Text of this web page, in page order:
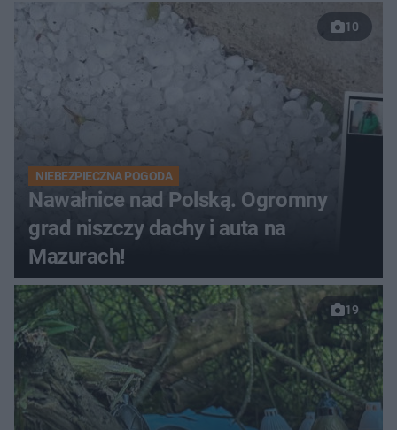
10
NIEBEZPIECZNA POGODA
Nawałnice nad Polską. Ogromny
grad niszczy dachy i auta na
Mazurach!
19